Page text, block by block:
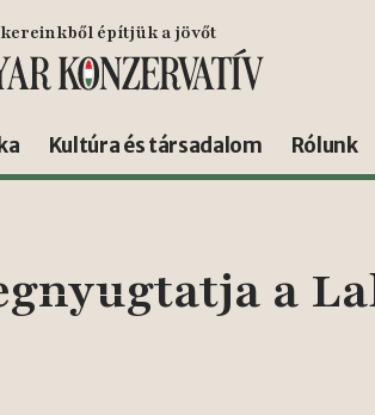
építjük a jövőt
Kultúra és társadalom Rólunk
a